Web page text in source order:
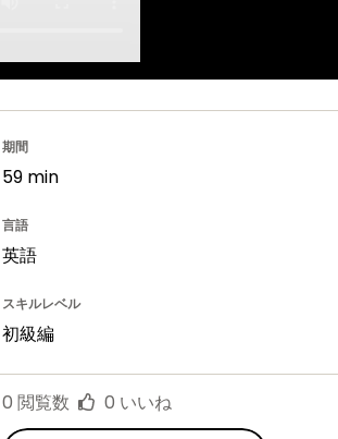
期間
59 min
言語
英語
スキルレベル
初級編
0 閲覧数 0 いいね